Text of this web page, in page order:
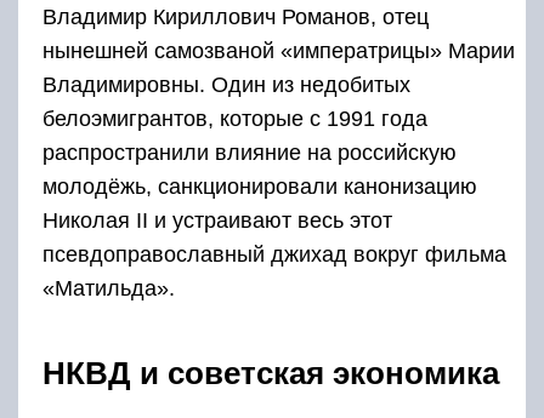
Владимир Кириллович Романов, отец
нынешней самозваной «императрицы» Марии
Владимировны. Один из недобитых
белоэмигрантов, которые с 1991 года
распространили влияние на российскую
молодёжь, санкционировали канонизацию
Николая II и устраивают весь этот
псевдоправославный джихад вокруг фильма
«Матильда».
НКВД и советская экономика